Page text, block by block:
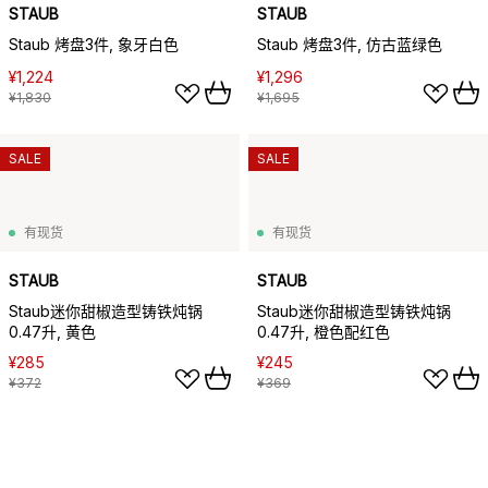
STAUB
Staub 烤盘3件, 象牙白色
¥1,224
¥1,830
STAUB
Staub 烤盘3件, 仿古蓝绿色
¥1,296
¥1,695
有现货
STAUB
Staub迷你甜椒造型铸铁炖锅
0.47升, 黄色
¥285
¥372
SALE
有现货
STAUB
Staub迷你甜椒造型铸铁炖锅
0.47升, 橙色配红色
¥245
¥369
SALE